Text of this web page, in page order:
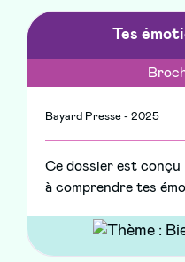
Tes
Bayard Presse - 2025
Ce dossier est
à comprendre tes